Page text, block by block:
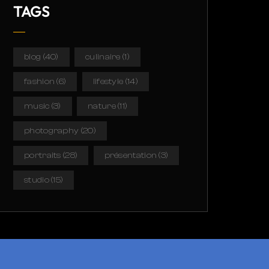
TAGS
blog (40) culinaire (1)
fashion (6) lifestyle (14)
music (3) nature(11)
photography (20)
portraits (28) présentation (3)
studio(15)